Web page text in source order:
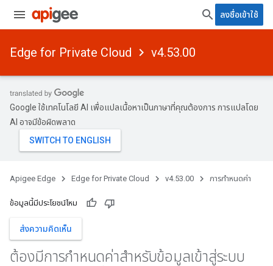
ลงชื่อเข้าใช้
Edge for Private Cloud v4.53.00
Google ใช้เทคโนโลยี AI เพื่อแปลเนื้อหาเป็นภาษาที่คุณต้องการ การแปลโดย
AI อาจมีข้อผิดพลาด
Apigee Edge Edge for Private Cloud v4.53.00 การกำหนดค่า
ข้อมูลนี้มีประโยชน์ไหม
ส่งความคิดเห็น
ต้องมีการกําหนดค่าสําหรับข้อมูลเข้าสู่ระบบ